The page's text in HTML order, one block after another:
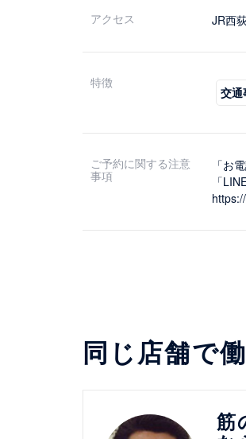
アクセス JR西
特徴
交通
ご予約に関する注意
事項
「お
「
同じ店舗で
筋